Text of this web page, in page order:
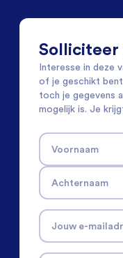
Interesse in deze
of je geschikt
toch je gegevens
mogelijk is. Je
Voornaam
Achternaam
Jouw e-